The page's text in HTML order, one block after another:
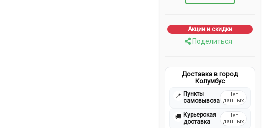
Акции и скидки
Поделиться
Доставка в город
Колумбус
📍 Пункты
самовывоза
Нет
данных
🚚 Курьерская
доставка
Нет
данных